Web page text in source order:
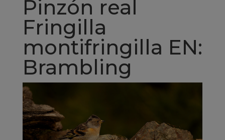
Pinzón real
Fringilla
montifringilla EN:
Brambling